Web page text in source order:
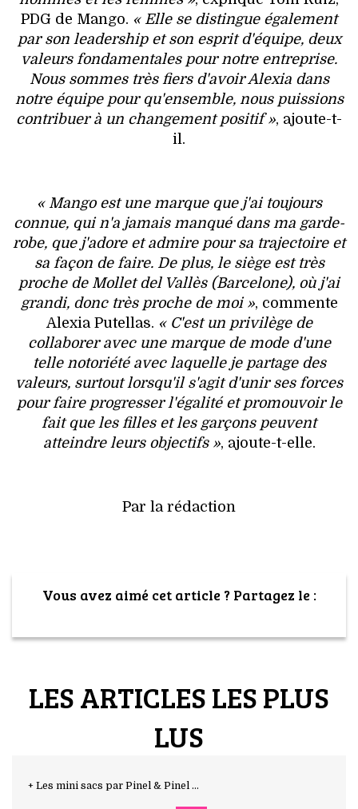
PDG de Mango. « Elle se distingue également
par son leadership et son esprit d'équipe, deux
valeurs fondamentales pour notre entreprise.
Nous sommes très fiers d'avoir Alexia dans
notre équipe pour qu'ensemble, nous puissions
contribuer à un changement positif », ajoute-t-
il.
« Mango est une marque que j'ai toujours
connue, qui n'a jamais manqué dans ma garde-
robe, que j'adore et admire pour sa trajectoire et
sa façon de faire. De plus, le siège est très
proche de Mollet del Vallès (Barcelone), où j'ai
grandi, donc très proche de moi », commente
Alexia Putellas. « C'est un privilège de
collaborer avec une marque de mode d'une
telle notoriété avec laquelle je partage des
valeurs, surtout lorsqu'il s'agit d'unir ses forces
pour faire progresser l'égalité et promouvoir le
fait que les filles et les garçons peuvent
atteindre leurs objectifs », ajoute-t-elle.
Par la rédaction
Vous avez aimé cet article ? Partagez le :
LES ARTICLES LES PLUS
LUS
+ Les mini sacs par Pinel & Pinel ...